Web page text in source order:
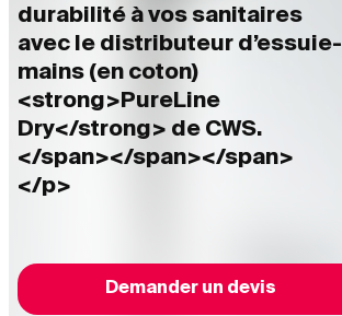
durabilité à vos sanitaires
avec le distributeur d’essuie-
mains (en coton)
<strong>PureLine
Dry</strong> de CWS.
</span></span></span>
</p>
Demander un devis